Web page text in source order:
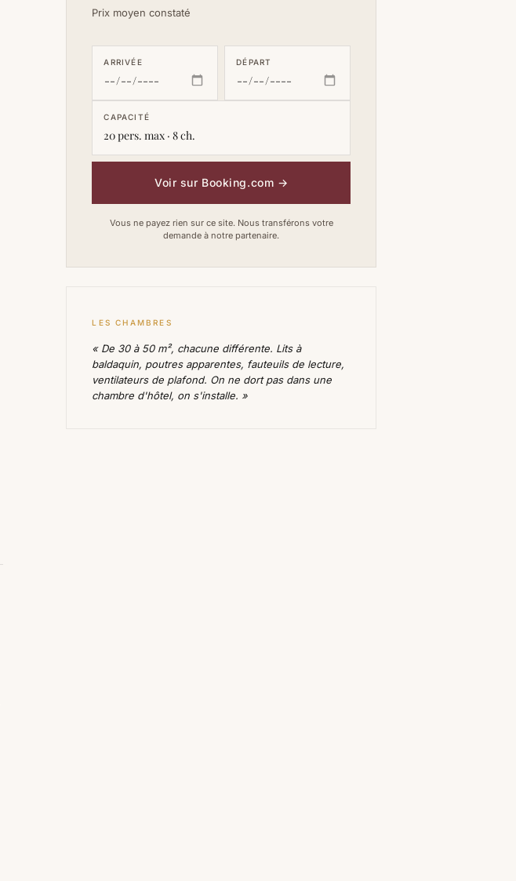
Prix moyen constaté
ARRIVÉE DÉPART
CAPACITÉ
20 pers. max · 8 ch.
Voir sur Booking.com →
Vous ne payez rien sur ce site. Nous transférons votre
demande à notre partenaire.
LES CHAMBRES
« De 30 à 50 m², chacune différente. Lits à
baldaquin, poutres apparentes, fauteuils de lecture,
ventilateurs de plafond. On ne dort pas dans une
chambre d'hôtel, on s'installe. »